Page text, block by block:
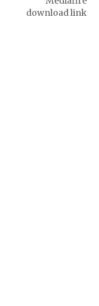
download link